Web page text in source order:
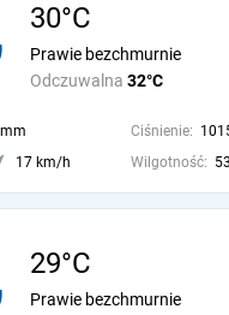
30°C
Odczuwalna 32°C
Prawie bezchmurnie
Ciśnienie:
17 km/h Wilgotność:
29°C
Prawie bezchmurnie